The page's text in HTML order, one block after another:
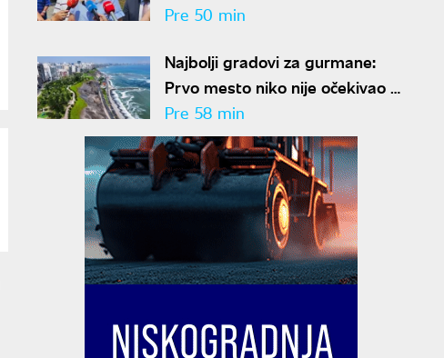
vremena"
Pre 50 min
Najbolji gradovi za gurmane:
Prvo mesto niko nije očekivao -
ovde nećete ostati gladni
Pre 58 min